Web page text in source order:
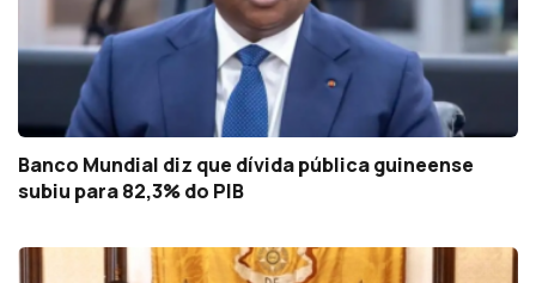
Banco Mundial diz que dívida pública guineense
subiu para 82,3% do PIB